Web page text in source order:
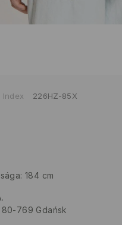
Index 226HZ-85X
184 cm
769 Gdańsk